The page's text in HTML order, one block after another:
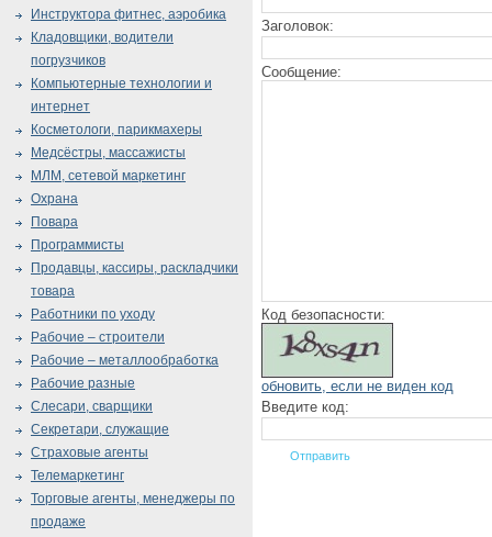
Заголовок:
Сообщение:
Код безопасности:
обновить, если не виден код
Введите код:
Инструктора фитнес, аэробика
Кладовщики, водители
погрузчиков
Компьютерные технологии и
интернет
Косметологи, парикмахеры
Медсёстры, массажисты
МЛМ, сетевой маркетинг
Охрана
Повара
Программисты
Продавцы, кассиры, раскладчики
товара
Работники по уходу
Рабочие – строители
Рабочие – металлообработка
Рабочие разные
Слесари, сварщики
Секретари, служащие
Страховые агенты
Телемаркетинг
Торговые агенты, менеджеры по
продаже